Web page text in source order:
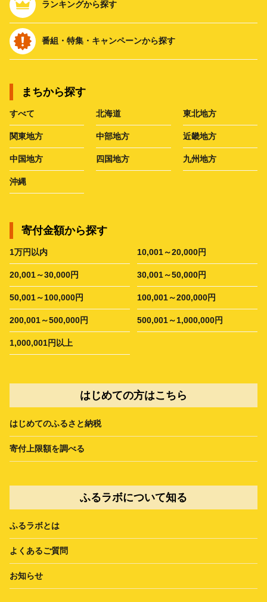
ランキングから探す
番組・特集・キャンペーンから探す
まちから探す
すべて 北海道 東北地方
関東地方 中部地方 近畿地方
中国地方 四国地方 九州地方
沖縄
寄付金額から探す
1万円以内 10,001～20,000円
20,001～30,000円 30,001～50,000円
50,001～100,000円 100,001～200,000円
200,001～500,000円 500,001～1,000,000円
1,000,001円以上
はじめての方はこちら
はじめてのふるさと納税
寄付上限額を調べる
ふるラボについて知る
ふるラボとは
よくあるご質問
お知らせ